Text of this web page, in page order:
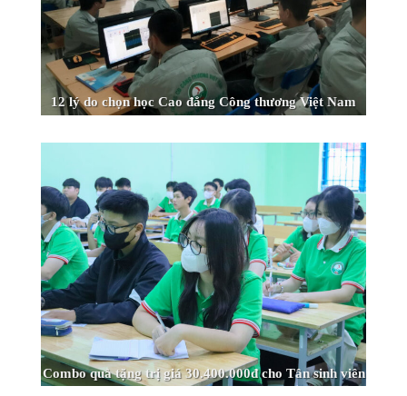
12 lý do chọn học Cao đẳng Công thương Việt Nam
Combo quà tặng trị giá 30.400.000đ cho Tân sinh viên